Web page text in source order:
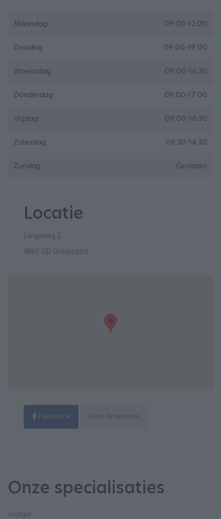
Maandag 09:00-12:00
Dinsdag 09:00-19:00
Woensdag 09:00-16:30
Donderdag 09:00-17:00
Vrijdag 09:00-16:30
Zaterdag 09:30-14:30
Zondag Gesloten
Locatie
Langeweg 2
9861 GD Grootegast
Facebook Naar de website
Onze specialisaties
Visagie